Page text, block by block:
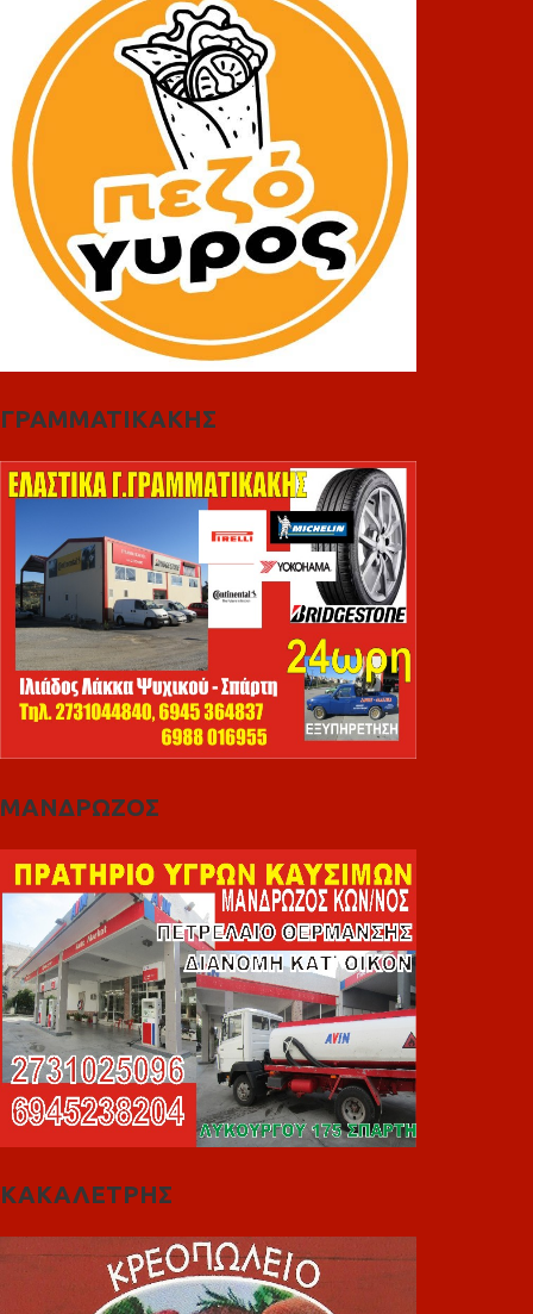
ΓΡΑΜΜΑΤΙΚΑΚΗΣ
ΜΑΝΔΡΩΖΟΣ
ΚΑΚΑΛΕΤΡΗΣ